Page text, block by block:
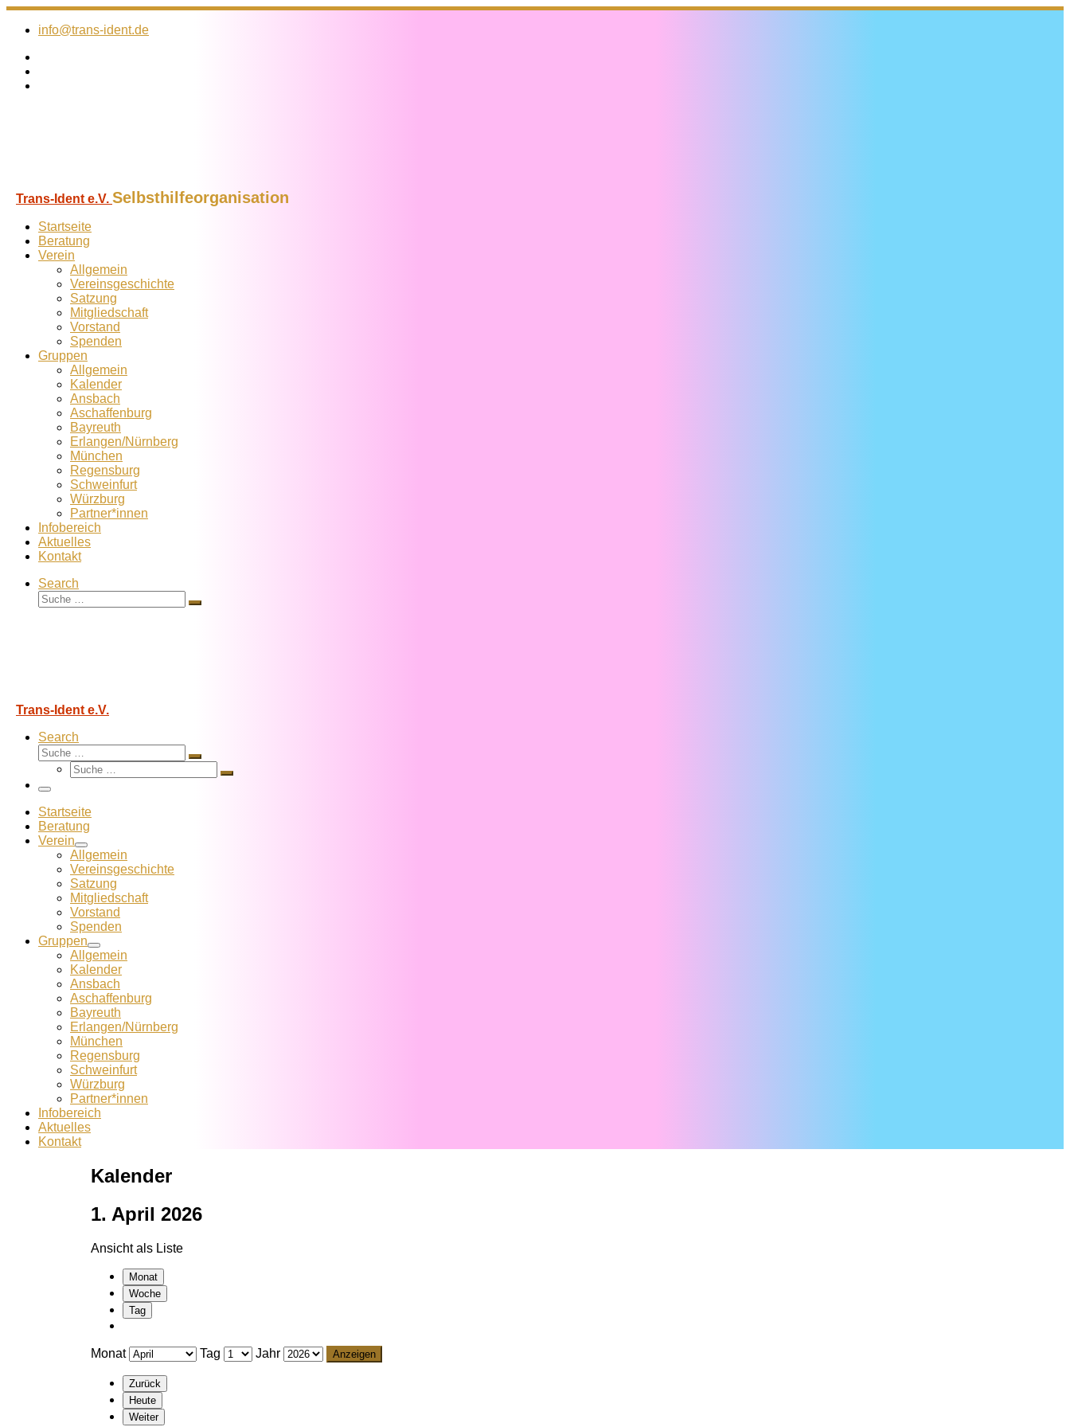
Zum
Inhalt
info@trans-ident.de
Trans-Ident e.V. Selbsthilfeorganisation
Startseite
Beratung
Verein
Allgemein
Vereins­geschichte
Satzung
Mitglied­schaft
Vorstand
Spenden
Gruppen
Allgemein
Kalender
Ansbach
Aschaffenburg
Bayreuth
Erlangen/Nürnberg
München
Regensburg
Schweinfurt
Würzburg
Partner*innen
Infobereich
Aktuelles
Kontakt
Search
Suche
Suche
Trans-Ident e.V.
Search
Suche
Suche
Suche
Suche
Menü
Startseite
Beratung
Verein
Allgemein
Vereins­geschichte
Satzung
Mitglied­schaft
Vorstand
Spenden
Gruppen
Allgemein
Kalender
Ansbach
Aschaffenburg
Bayreuth
Erlangen/Nürnberg
München
Regensburg
Schweinfurt
Würzburg
Partner*innen
Infobereich
Aktuelles
Kontakt
Kalender
1. April 2026
Ansicht als Liste
Monat
Woche
Tag
Monat Tag Jahr
Zurück
Heute
Weiter